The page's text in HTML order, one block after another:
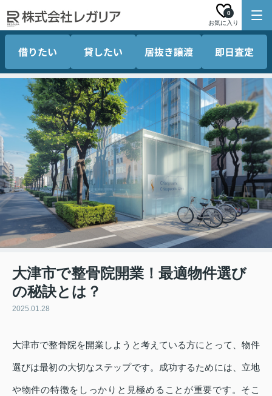
お気に入り
0
借りたい 貸したい 居抜き譲渡 即日査定
大津市で整骨院開業！最適物件選び
の秘訣とは？
2025.01.28
大津市で整骨院を開業しようと考えている方にとって、物件
選びは最初の大切なステップです。成功するためには、立地
や物件の特徴をしっかりと見極めることが重要です。そこ